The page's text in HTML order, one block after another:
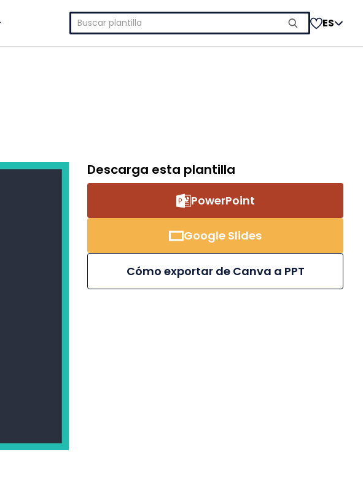
Buscar: ES
Descarga esta plantilla
PowerPoint
Google Slides
Cómo exportar de Canva a PPT